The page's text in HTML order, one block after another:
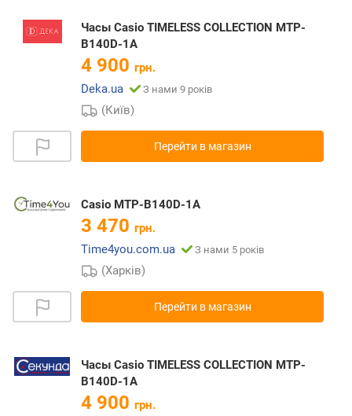
Часы Casio TIMELESS COLLECTION MTP-
B140D-1A
4 900 грн.
Deka.ua
З нами 9 років
(Київ)
Перейти в магазин
Casio MTP-B140D-1A
3 470 грн.
Time4you.com.ua
З нами 5 років
(Харків)
Перейти в магазин
Часы Casio TIMELESS COLLECTION MTP-
B140D-1A
4 900 грн.